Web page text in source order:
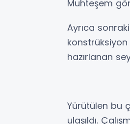
Muhteşem
Ayrıca
konstrüksiyon
hazırlanan
Yürütülen bu
ulaşıldı.